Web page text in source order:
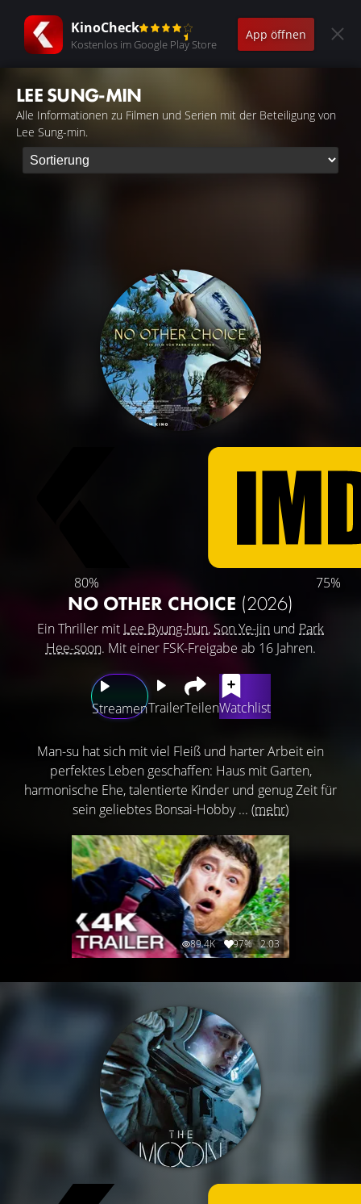
KinoCheck
Kostenlos im Google Play Store
App öffnen
LEE SUNG-MIN
Alle Informationen zu Filmen und Serien mit der Beteiligung von
Lee Sung-min.
80% 75%
NO OTHER CHOICE (2026)
Ein Thriller mit Lee Byung-hun,Son Ye-jin und Park
Hee-soon. Mit einer FSK-Freigabe ab 16 Jahren.
StreamenTrailerTeilenWatchlist
Man-su hat sich mit viel Fleiß und harter Arbeit ein
perfektes Leben geschaffen: Haus mit Garten,
harmonische Ehe, talentierte Kinder und genug Zeit für
sein geliebtes Bonsai-Hobby ... (mehr)
89.4K 97% 2:03